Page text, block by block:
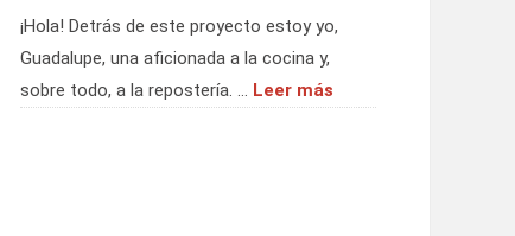
¡Hola! Detrás de este proyecto estoy yo,
Guadalupe, una aficionada a la cocina y,
sobre todo, a la repostería. … Leer más